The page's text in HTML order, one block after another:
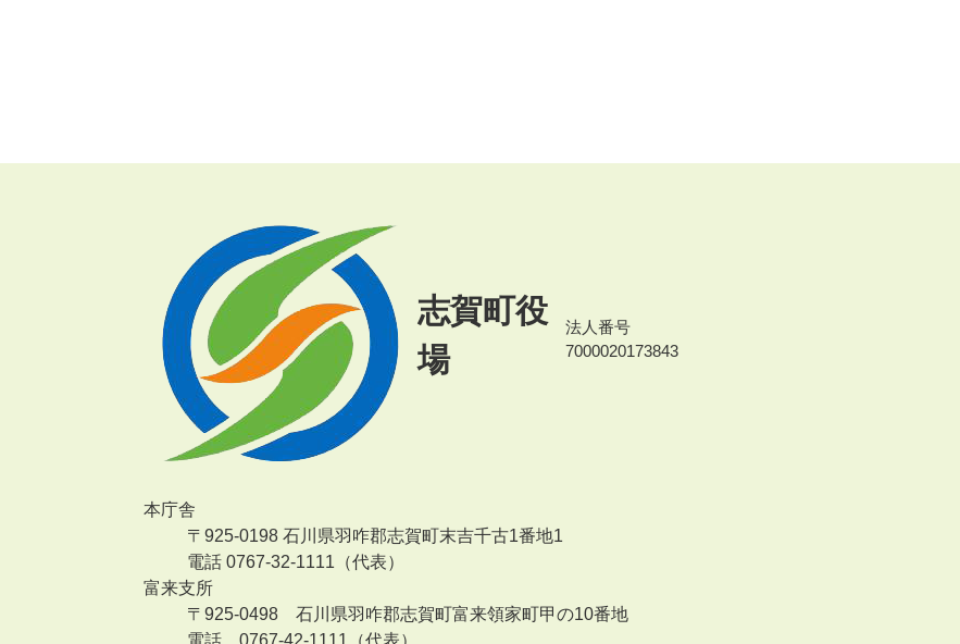
志賀町役
場
法人番号
7000020173843
本庁舎
〒925-0198 石川県羽咋郡志賀町末吉千古1番地1
電話 0767-32-1111（代表）
富来支所
〒925-0498 石川県羽咋郡志賀町富来領家町甲の10番地
電話 0767-42-1111（代表）